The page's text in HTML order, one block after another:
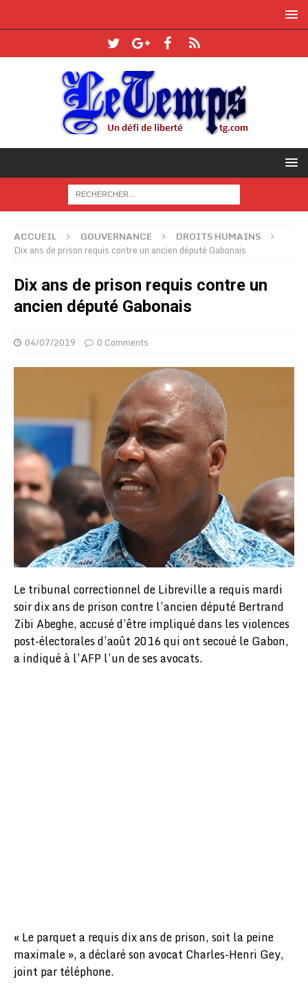
ACCUEIL GOUVERNANCE
DROITS HUMAINS
Dix ans de prison requis contre un ancien député Gabonais
Dix ans de prison requis contre un
ancien député Gabonais
04/07/2019 0 Comments
Le tribunal correctionnel de Libreville a requis mardi
soir dix ans de prison contre l’ancien député Bertrand
Zibi Abeghe, accusé d’être impliqué dans les violences
post-électorales d’août 2016 qui ont secoué le Gabon,
a indiqué à l’AFP l’un de ses avocats.
« Le parquet a requis dix ans de prison, soit la peine
maximale », a déclaré son avocat Charles-Henri Gey,
joint par téléphone.